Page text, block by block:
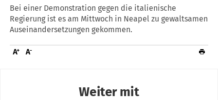
Bei einer Demonstration gegen die italienische
Regierung ist es am Mittwoch in Neapel zu gewaltsamen
Auseinandersetzungen gekommen.